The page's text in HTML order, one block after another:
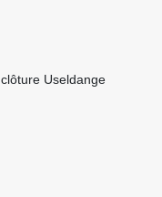
Useldange